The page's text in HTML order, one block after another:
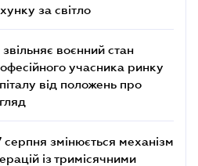
за світло
воєнний стан
учасника ринку
від положень про
серпня змінюється механізм
із тримісячними